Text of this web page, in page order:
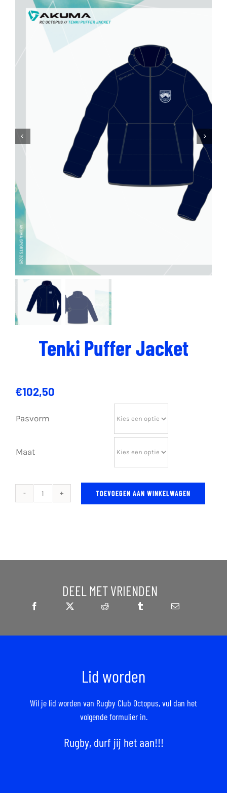
Tenki Puffer Jacket
€102,50
Pasvorm
Maat
Tenki
TOEVOEGEN AAN WINKELWAGEN
DEEL MET VRIENDEN
Lid worden
Wil je lid worden van Rugby Club Octopus,vul dan het
volgende formulier in.
Rugby, durf jij het aan!!!